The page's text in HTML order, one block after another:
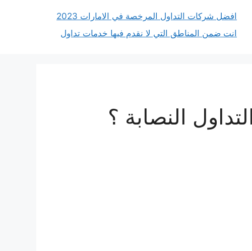
افضل شركات التداول المرخصة في الامارات 2023
انت ضمن المناطق التي لا نقدم فيها خدمات تداول
النصابة ؟